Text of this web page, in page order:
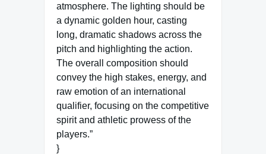
atmosphere. The lighting should be
a dynamic golden hour, casting
long, dramatic shadows across the
pitch and highlighting the action.
The overall composition should
convey the high stakes, energy, and
raw emotion of an international
qualifier, focusing on the competitive
spirit and athletic prowess of the
players.”
}